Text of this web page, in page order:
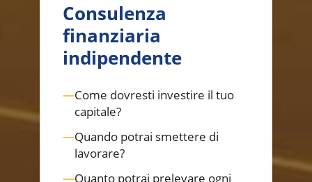
Consulenza
finanziaria
indipendente
—Come dovresti investire il tuo
capitale?
—Quando potrai smettere di
lavorare?
—Quanto potrai prelevare ogni